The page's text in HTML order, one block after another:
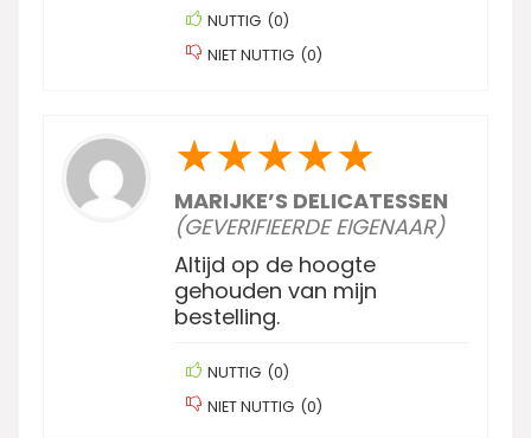
NUTTIG (0)
NIET NUTTIG (0)
★★★★★
MARIJKE’S DELICATESSEN
(GEVERIFIEERDE EIGENAAR)
Altijd op de hoogte
gehouden van mijn
bestelling.
NUTTIG (0)
NIET NUTTIG (0)